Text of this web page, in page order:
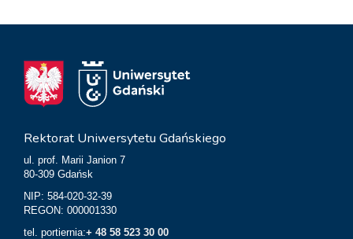
Rektorat Uniwersytetu Gdańskiego
ul. prof. Marii Janion 7
80-309 Gdańsk
NIP: 584-020-32-39
REGON: 000001330
tel. portiernia:+ 48 58 523 30 00